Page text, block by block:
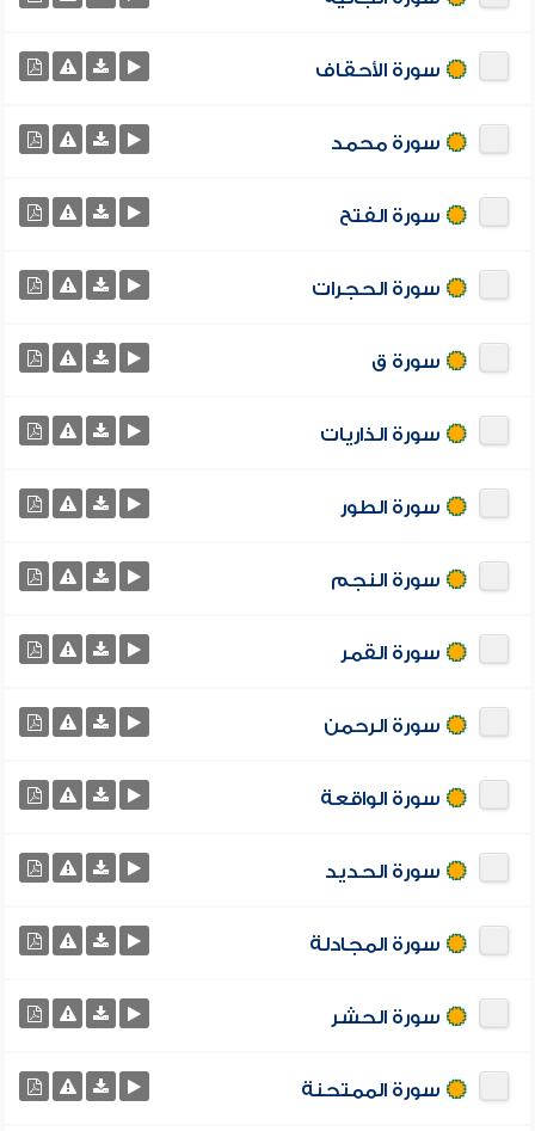
سورة الأحقاف
سورة محمد
سورة الفتح
سورة الحجرات
سورة ق
سورة الذاريات
سورة الطور
سورة النجم
سورة القمر
سورة الرحمن
سورة الواقعة
سورة الحديد
سورة المجادلة
سورة الحشر
سورة الممتحنة